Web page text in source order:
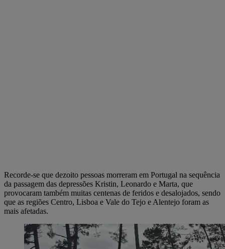
Recorde-se que dezoito pessoas morreram em Portugal na sequência
da passagem das depressões Kristin, Leonardo e Marta, que
provocaram também muitas centenas de feridos e desalojados, sendo
que as regiões Centro, Lisboa e Vale do Tejo e Alentejo foram as
mais afetadas.